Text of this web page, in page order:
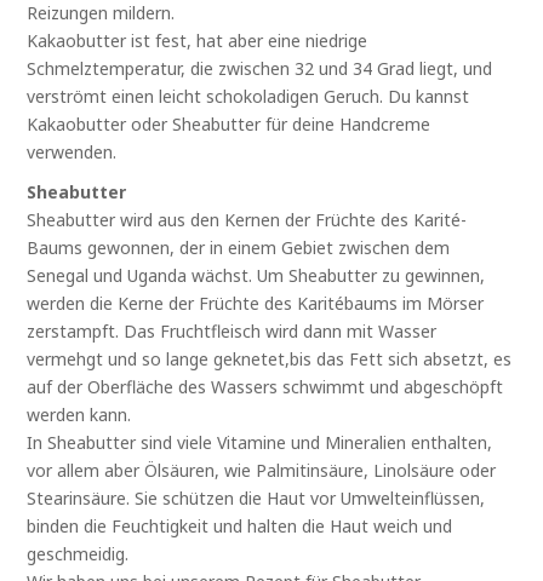
Reizungen mildern.
Kakaobutter ist fest, hat aber eine niedrige
Schmelztemperatur, die zwischen 32 und 34 Grad liegt, und
verströmt einen leicht schokoladigen Geruch. Du kannst
Kakaobutter oder Sheabutter für deine Handcreme
verwenden.
Sheabutter
Sheabutter wird aus den Kernen der Früchte des Karité-
Baums gewonnen, der in einem Gebiet zwischen dem
Senegal und Uganda wächst. Um Sheabutter zu gewinnen,
werden die Kerne der Früchte des Karitébaums im Mörser
zerstampft. Das Fruchtfleisch wird dann mit Wasser
vermehgt und so lange geknetet,bis das Fett sich absetzt, es
auf der Oberfläche des Wassers schwimmt und abgeschöpft
werden kann.
In Sheabutter sind viele Vitamine und Mineralien enthalten,
vor allem aber Ölsäuren, wie Palmitinsäure, Linolsäure oder
Stearinsäure. Sie schützen die Haut vor Umwelteinflüssen,
binden die Feuchtigkeit und halten die Haut weich und
geschmeidig.